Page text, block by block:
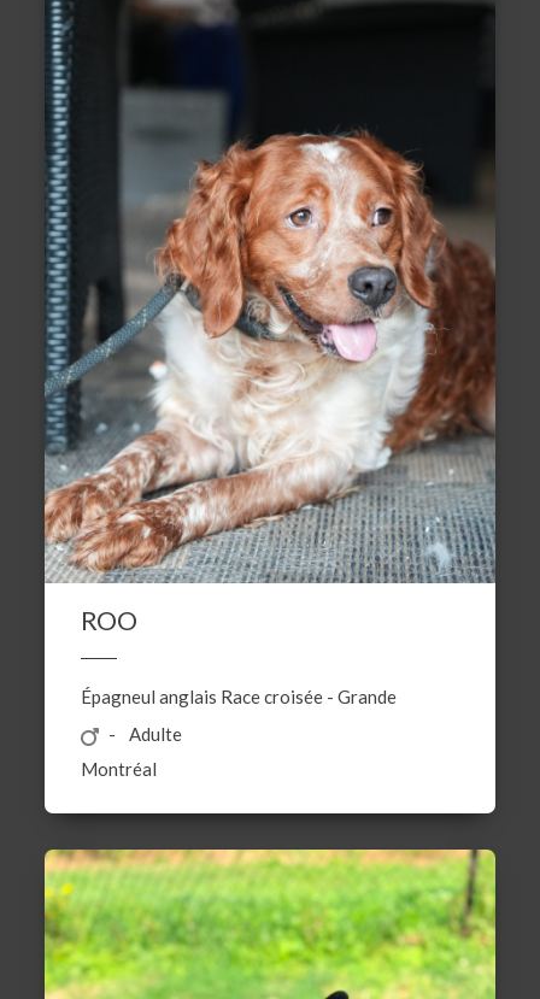
ROO
Épagneul anglais Race croisée -Grande
Adulte
Montréal